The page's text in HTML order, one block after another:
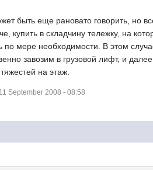
быть еще рановато говорить, но
купить в складчину тележку, на
по мере необходимости. В этом
завозим в грузовой лифт, и
на этаж.
September 2008 - 08:58